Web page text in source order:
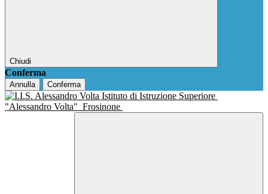
Chiudi
Conferma
Annulla Conferma
Istituto di Istruzione Superiore
"Alessandro Volta" Frosinone